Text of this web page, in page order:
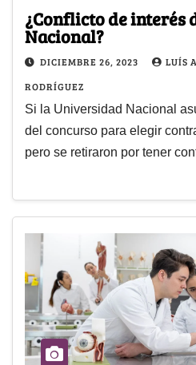
¿Conflicto de interés
Nacional?
DICIEMBRE 26, 2023
LUÍS
RODRÍGUEZ
Si la Universidad Nacional
del concurso para elegir
pero se retiraron por tener